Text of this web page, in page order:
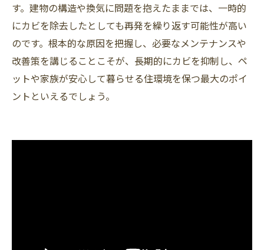
す。建物の構造や換気に問題を抱えたままでは、一時的
にカビを除去したとしても再発を繰り返す可能性が高い
のです。根本的な原因を把握し、必要なメンテナンスや
改善策を講じることこそが、長期的にカビを抑制し、ペ
ットや家族が安心して暮らせる住環境を保つ最大のポイ
ントといえるでしょう。